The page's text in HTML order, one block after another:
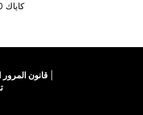
كاياك 2020 أفضل نظافة
قانون المرور